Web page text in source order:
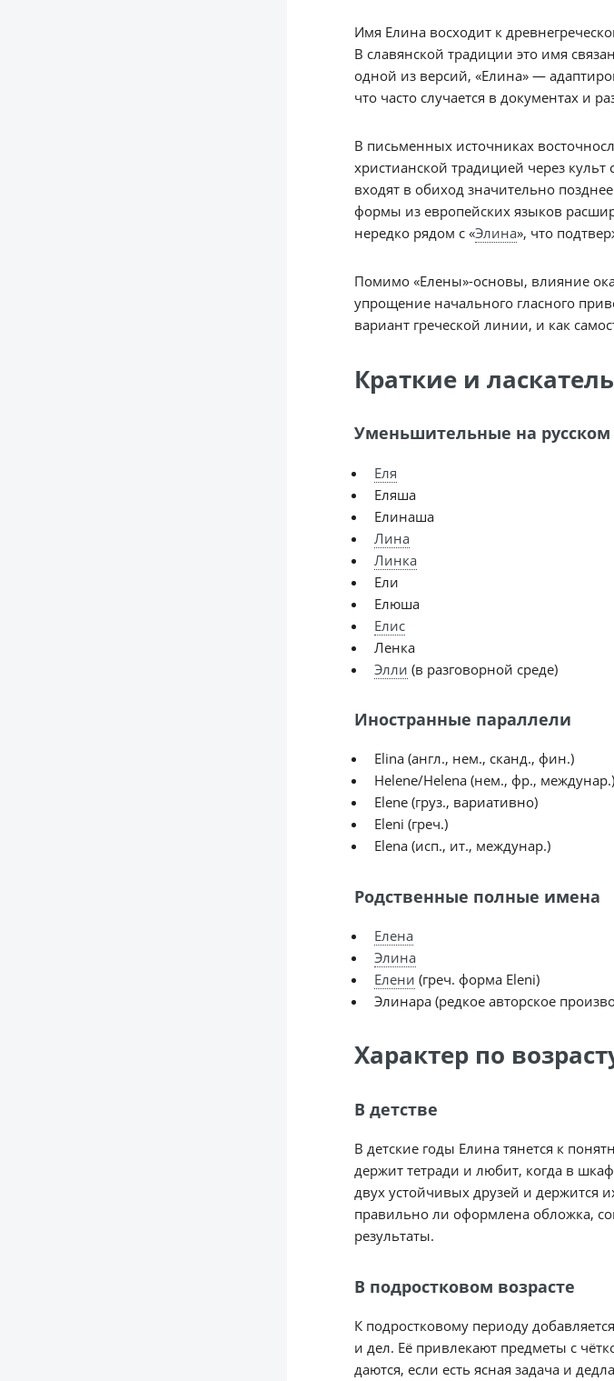
Имя Елина восходит к
В славянской традиции это имя
одной из версий, «Елина» —
что часто случается в документах и
В письменных источниках
христианской традицией через
входят в обиход значительно
формы из европейских языков
нередко рядом с «Элина», что
Помимо «Елены»-основы, влияние
упрощение начального гласного
вариант греческой линии, и как
Краткие и
Уменьшительные на русском
Еля
Еляша
Елинаша
Лина
Линка
Ели
Елюша
Елис
Ленка
Элли (в разговорной среде)
Иностранные параллели
Elina (англ., нем., сканд., фин.)
Helene/Helena (нем., фр., междунар.)
Elene (груз., вариативно)
Eleni (греч.)
Elena (исп., ит., междунар.)
Родственные полные имена
Елена
Элина
Елени (греч. форма Eleni)
Элинара (редкое авторское
Характер по
В детстве
В детские годы Елина тянется к
держит тетради и любит, когда в
двух устойчивых друзей и держится
правильно ли оформлена обложка,
результаты.
В подростковом возрасте
К подростковому периоду
и дел. Её привлекают предметы с
даются, если есть ясная задача и